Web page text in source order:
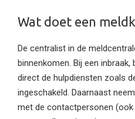
Wat doet een
De centralist in de
binnenkomen. Bij een
direct de hulpdiensten zoals
ingeschakeld. Daarnaast
met de contactpersonen